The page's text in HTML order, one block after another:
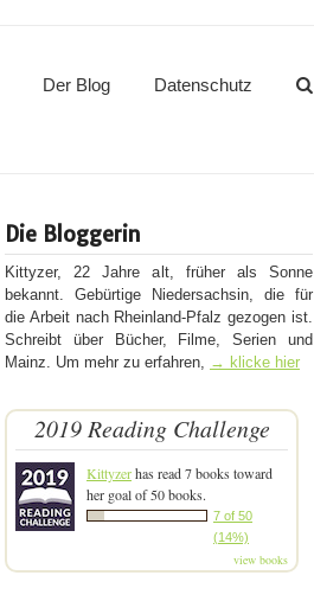
Der Blog Datenschutz
Die Bloggerin
Kittyzer, 22 Jahre alt, früher als Sonne
bekannt. Gebürtige Niedersachsin, die für
die Arbeit nach Rheinland-Pfalz gezogen ist.
Schreibt über Bücher, Filme, Serien und
Mainz. Um mehr zu erfahren, → klicke hier
2019 Reading Challenge
Kittyzerhas read 7 books toward
her goal of 50 books.
7 of 50
(14%)
view books